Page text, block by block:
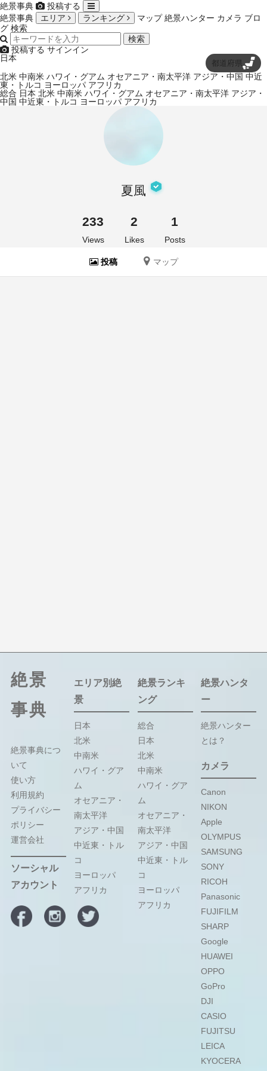
絶景事典
投稿する
絶景事典
エリア ランキング マップ 絶景ハンター カメラ ブロ
グ 検索
検索
投稿する サインイン
日本
都道府県
北米 中南米 ハワイ・グアム オセアニア・南太平洋 アジア・中国 中近
東・トルコ ヨーロッパ アフリカ
総合 日本 北米 中南米 ハワイ・グアム オセアニア・南太平洋 アジア・
中国 中近東・トルコ ヨーロッパ アフリカ
夏風
233
Views
2
Likes
1
Posts
投稿 マップ
絶景
事典
絶景事典につ
いて
使い方
利用規約
プライバシー
ポリシー
運営会社
ソーシャル
アカウント
エリア別絶
景
日本
北米
中南米
ハワイ・グア
ム
オセアニア・
南太平洋
アジア・中国
中近東・トル
コ
ヨーロッパ
アフリカ
絶景ランキ
ング
総合
日本
北米
中南米
ハワイ・グア
ム
オセアニア・
南太平洋
アジア・中国
中近東・トル
コ
ヨーロッパ
アフリカ
絶景ハンタ
ー
絶景ハンター
とは？
カメラ
Canon
NIKON
Apple
OLYMPUS
SAMSUNG
SONY
RICOH
Panasonic
FUJIFILM
SHARP
Google
HUAWEI
OPPO
GoPro
DJI
CASIO
FUJITSU
LEICA
KYOCERA